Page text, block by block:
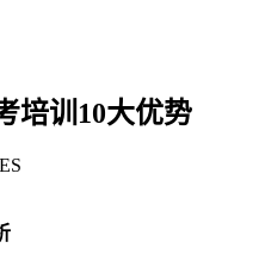
培训 10大优势